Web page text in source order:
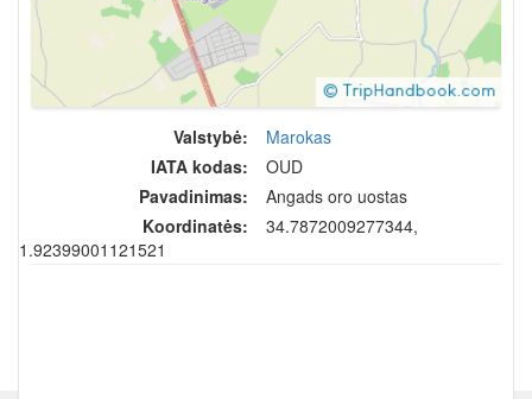
Valstybė:
Marokas
IATA kodas:
OUD
Pavadinimas:
Angads oro uostas
Koordinatės:
34.7872009277344,
-1.92399001121521